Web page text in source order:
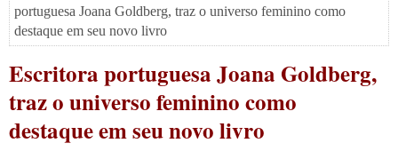
portuguesa Joana Goldberg, traz o universo feminino como
destaque em seu novo livro
Escritora portuguesa Joana Goldberg,
traz o universo feminino como
destaque em seu novo livro